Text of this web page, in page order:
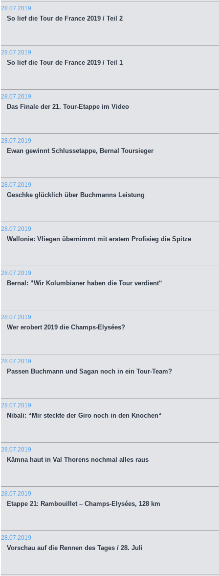
28.07.2019
So lief die Tour de France 2019 / Teil 2
28.07.2019
So lief die Tour de France 2019 / Teil 1
28.07.2019
Das Finale der 21. Tour-Etappe im Video
28.07.2019
Ewan gewinnt Schlussetappe, Bernal Toursieger
28.07.2019
Geschke glücklich über Buchmanns Leistung
28.07.2019
Wallonie: Vliegen übernimmt mit erstem Profisieg die Spitze
28.07.2019
Bernal: “Wir Kolumbianer haben die Tour verdient“
28.07.2019
Wer erobert 2019 die Champs-Elysées?
28.07.2019
Passen Buchmann und Sagan noch in ein Tour-Team?
28.07.2019
Nibali: “Mir steckte der Giro noch in den Knochen“
28.07.2019
Kämna haut in Val Thorens nochmal alles raus
28.07.2019
Etappe 21: Rambouillet – Champs-Elysées, 128 km
28.07.2019
Vorschau auf die Rennen des Tages / 28. Juli